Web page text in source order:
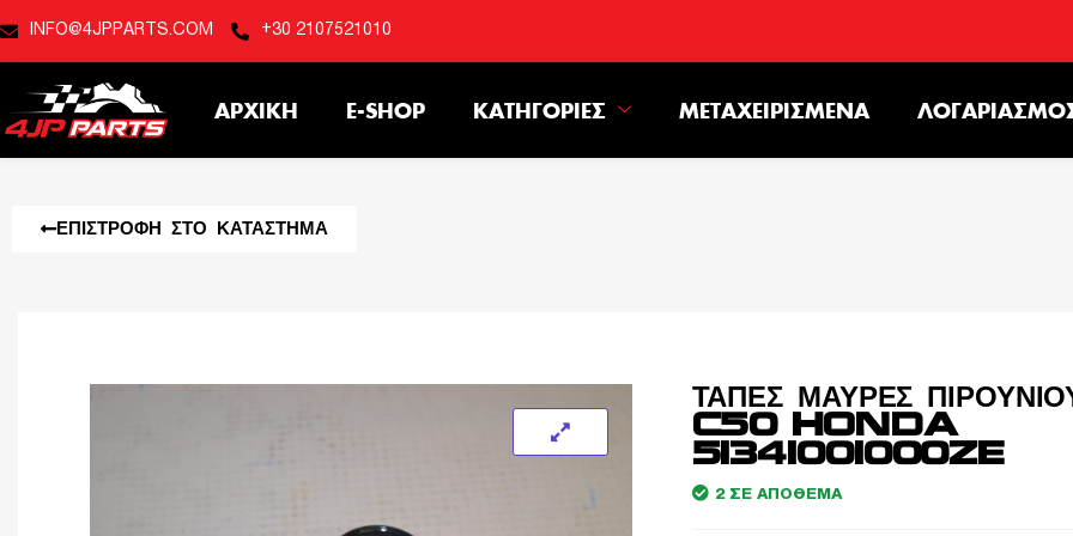
INFO@4JPPARTS.COM +30 2107521010
ΑΡΧΙΚΉ E-SHOP ΚΑΤΗΓΟΡΊΕΣ ΜΕΤΑΧΕΙΡΙΣΜΈΝΑ
ΕΠΙΣΤΡΟΦΉ ΣΤΟ ΚΑΤΆΣΤΗΜΑ
ΤΑΠΕΣ ΜΑΥΡΕΣ
C50 HONDA
51341001000ZE
2 ΣΕ ΑΠΌΘΕΜΑ